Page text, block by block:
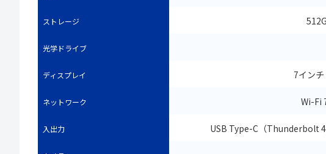
ストレージ
光学ドライブ
ディスプレイ 7イン
ネットワーク Wi-Fi
入出力 USB Type-C（Thunderbolt